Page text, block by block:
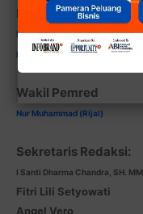
Redaktur Pelaksana:
Dr. Saiful Ahmad
Ni Gusti Ayu Yuliana
Wakil Pemred
Nur Muhammad (Rijal)
Sekretaris Redaksi:
I Santi Dharma Chandra, SH. MM.
Fitri Lili Setyowati
Angel Vero